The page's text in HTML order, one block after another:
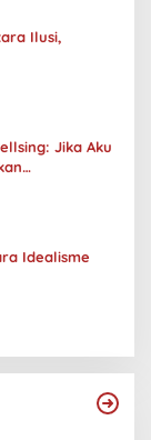
Ilusi,
Jika Aku
Idealisme